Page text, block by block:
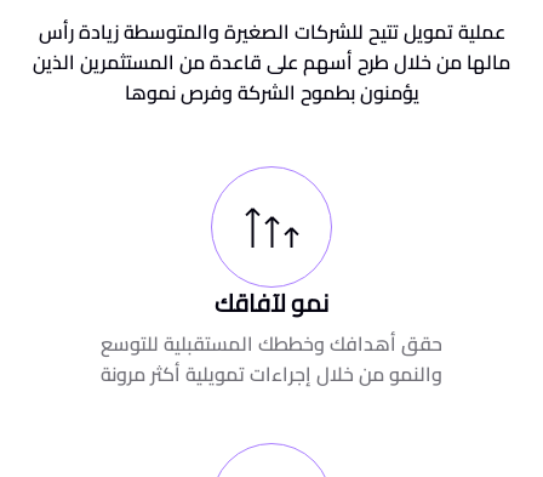
عملية تمويل تتيح للشركات الصغيرة والمتوسطة زيادة رأس
مالها من خلال طرح أسهم على قاعدة من المستثمرين الذين
يؤمنون بطموح الشركة وفرص نموها
نمو لآفاقك
حقق أهدافك وخططك المستقبلية للتوسع
والنمو من خلال إجراءات تمويلية أكثر مرونة